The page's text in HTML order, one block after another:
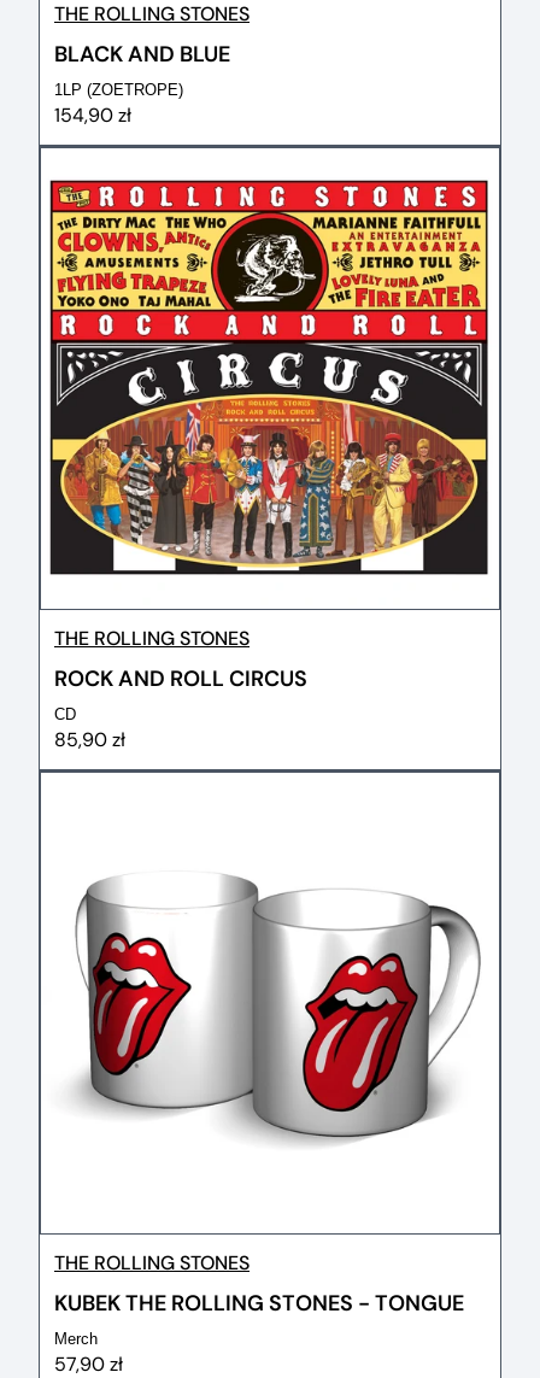
THE ROLLING STONES
BLACK AND BLUE
1LP (ZOETROPE)
154,90 zł
THE ROLLING STONES
ROCK AND ROLL CIRCUS
CD
85,90 zł
THE ROLLING STONES
KUBEK THE ROLLING STONES - TONGUE
Merch
57,90 zł